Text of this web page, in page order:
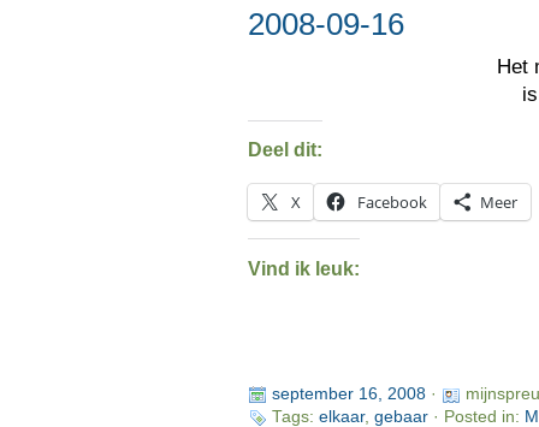
2008-09-16
Het
Deel dit:
X Facebook Meer
Vind ik leuk:
september 16, 2008·
Tags: elkaar, gebaar· Posted in: